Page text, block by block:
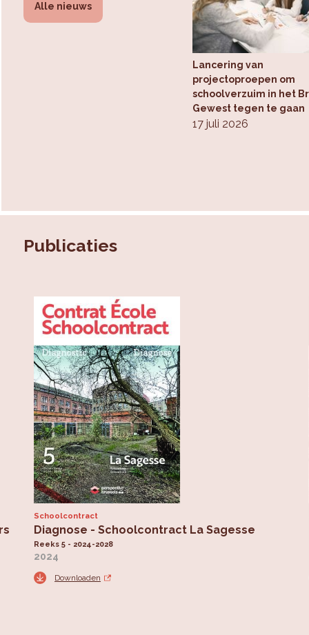
Alle nieuws
Lancering van
projectoproepen om
schoolverzuim in het
Gewest tegen te gaan
17 juli 2026
Publicaties
Schoolcontract
Diagnose - Schoolcontract La Sagesse
Reeks 5 - 2024-2028
2024
Downloaden